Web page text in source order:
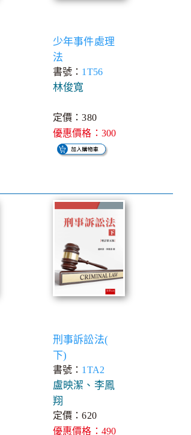
少年事件處理
法
書號： 1T56
林俊寬
定價：380
優惠價格：300
刑事訴訟法(
下)
書號： 1TA2
盧映潔、李鳳
翔
定價：620
優惠價格：490